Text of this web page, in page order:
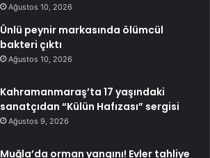
Ağustos 10, 2026
Ünlü peynir markasında ölümcül
bakteri çıktı
Ağustos 10, 2026
Kahramanmaraş’ta 17 yaşındaki
sanatçıdan “Külün Hafızası” sergisi
Ağustos 9, 2026
Muğla’da orman yangını! Evler tahliye